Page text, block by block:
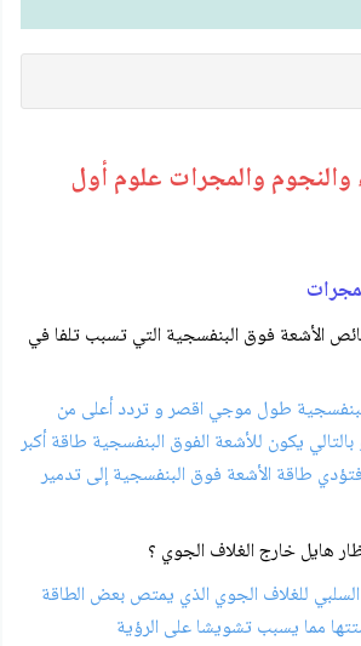
والمجرات علوم أول
الأشعة فوق البنفسجية التي تسبب تلفا في
طول موجي اقصر و تردد أعلى من
يكون للأشعة الفوق البنفسجية طاقة أكبر
طاقة الأشعة فوق البنفسجية إلى تدمير
هايل خارج الغلاف الجوي ؟
السلبي للغلاف الجوي الذي يمتص بعض الطاقة
مما يسبب تشويشا على الرؤية